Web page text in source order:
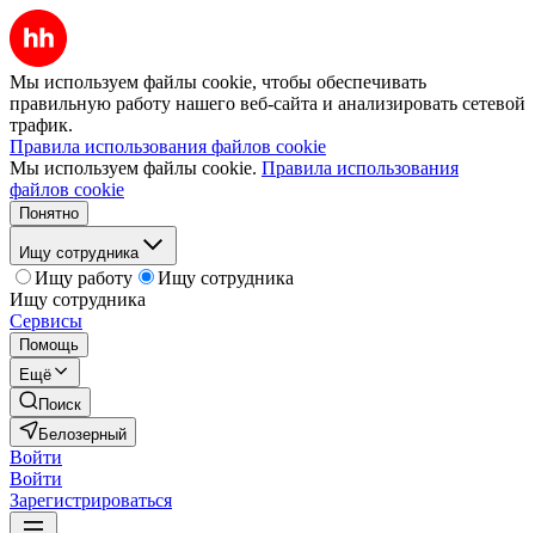
Мы используем файлы cookie, чтобы обеспечивать
правильную работу нашего веб-сайта и анализировать сетевой
трафик.
Правила использования файлов cookie
Мы используем файлы cookie. Правила использования
файлов cookie
Понятно
Ищу сотрудника
Ищу работу
Ищу сотрудника
Ищу сотрудника
Сервисы
Помощь
Ещё
Поиск
Белозерный
Войти
Войти
Зарегистрироваться